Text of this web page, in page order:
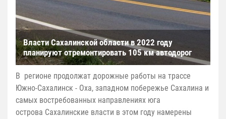
Власти Сахалинской области в 2022 году
планируют отремонтировать 105 км автодорог
В регионе продолжат дорожные работы на трассе
Южно-Сахалинск - Оха, западном побережье Сахалина и
самых востребованных направлениях юга
острова Сахалинские власти в этом году намерены